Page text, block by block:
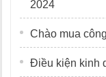
2024
Chào mua
Điều kiện kinh